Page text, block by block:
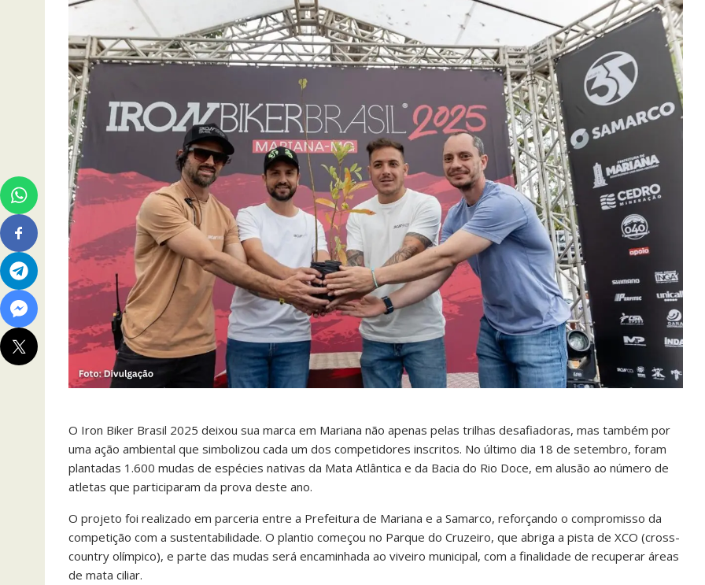
O Iron Biker Brasil 2025 deixou sua marca em Mariana não apenas pelas trilhas desafiadoras, mas também por
uma ação ambiental que simbolizou cada um dos competidores inscritos. No último dia 18 de setembro, foram
plantadas 1.600 mudas de espécies nativas da Mata Atlântica e da Bacia do Rio Doce, em alusão ao número de
atletas que participaram da prova deste ano.
O projeto foi realizado em parceria entre a Prefeitura de Mariana e a Samarco, reforçando o compromisso da
competição com a sustentabilidade. O plantio começou no Parque do Cruzeiro, que abriga a pista de XCO (cross-
country olímpico), e parte das mudas será encaminhada ao viveiro municipal, com a finalidade de recuperar áreas
de mata ciliar.